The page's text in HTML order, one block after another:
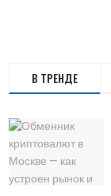
В ТРЕНДЕ